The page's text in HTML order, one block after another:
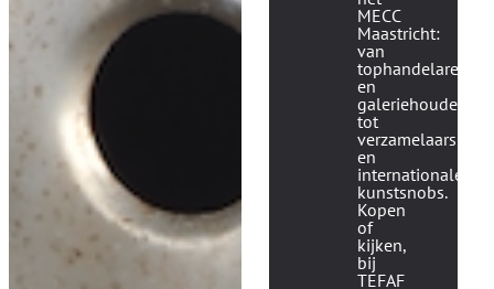
MECC
Maastricht:
van
tophandelaren
en
galeriehouders
tot
verzamelaars
en
internationale
kunstsnobs.
Kopen
of
kijken,
bij
TEFAF